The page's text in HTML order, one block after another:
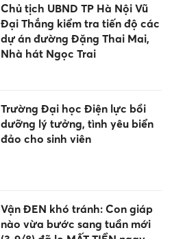
Chủ tịch UBND TP Hà Nội Vũ
Đại Thắng kiểm tra tiến độ các
dự án đường Đặng Thai Mai,
Nhà hát Ngọc Trai
Trường Đại học Điện lực bồi
dưỡng lý tưởng, tình yêu biển
đảo cho sinh viên
Vận ĐEN khó tránh: Con giáp
nào vừa bước sang tuần mới